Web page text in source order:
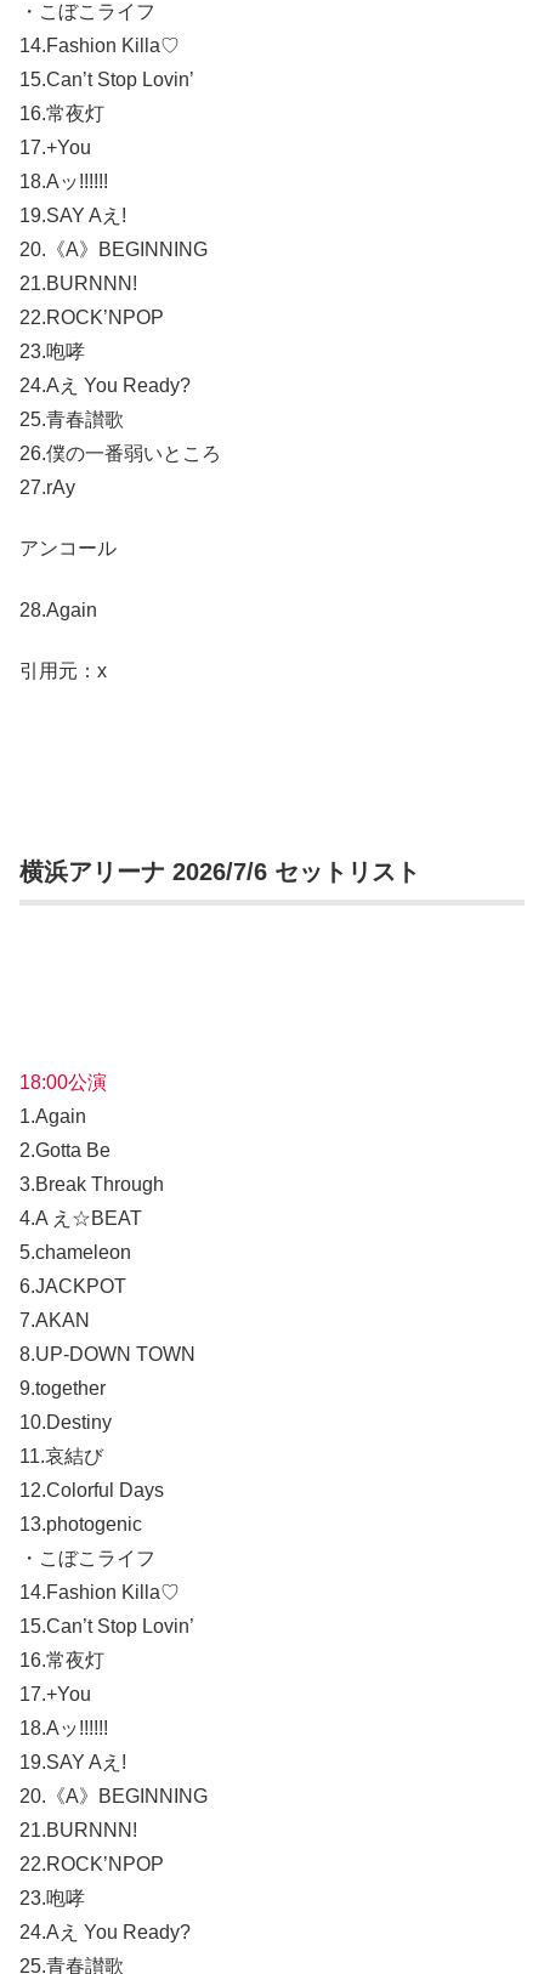
・こぼこライフ
14.Fashion Killa♡
15.Can’t Stop Lovin’
16.常夜灯
17.+You
18.Aッ!!!!!!
19.SAY Aえ!
20.《A》BEGINNING
21.BURNNN!
22.ROCK’NPOP
23.咆哮
24.Aえ You Ready?
25.青春讃歌
26.僕の一番弱いところ
27.rAy
アンコール
28.Again
引用元：x
横浜アリーナ 2026/7/6 セットリスト
18:00公演
1.Again
2.Gotta Be
3.Break Through
4.A え☆BEAT
5.chameleon
6.JACKPOT
7.AKAN
8.UP-DOWN TOWN
9.together
10.Destiny
11.哀結び
12.Colorful Days
13.photogenic
・こぼこライフ
14.Fashion Killa♡
15.Can’t Stop Lovin’
16.常夜灯
17.+You
18.Aッ!!!!!!
19.SAY Aえ!
20.《A》BEGINNING
21.BURNNN!
22.ROCK’NPOP
23.咆哮
24.Aえ You Ready?
25.青春讃歌